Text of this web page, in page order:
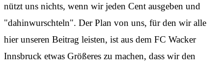
nützt uns nichts, wenn wir jeden Cent ausgeben und
"dahinwurschteln". Der Plan von uns, für den wir alle
hier unseren Beitrag leisten, ist aus dem FC Wacker
Innsbruck etwas Größeres zu machen, dass wir den